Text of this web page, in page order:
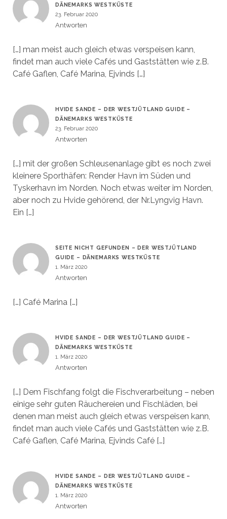
DÄNEMARKS WESTKÜSTE
23. Februar 2020
Antworten
[…] man meist auch gleich etwas verspeisen kann,
findet man auch viele Cafés und Gaststätten wie z.B.
Café Gaflen, Café Marina, Ejvinds […]
HVIDE SANDE – DER WESTJÜTLAND GUIDE –
DÄNEMARKS WESTKÜSTE
23. Februar 2020
Antworten
[…] mit der großen Schleusenanlage gibt es noch zwei
kleinere Sporthäfen: Render Havn im Süden und
Tyskerhavn im Norden. Noch etwas weiter im Norden,
aber noch zu Hvide gehörend, der Nr.Lyngvig Havn.
Ein […]
SEITE NICHT GEFUNDEN – DER WESTJÜTLAND
GUIDE – DÄNEMARKS WESTKÜSTE
1. März 2020
Antworten
[…] Café Marina […]
HVIDE SANDE – DER WESTJÜTLAND GUIDE –
DÄNEMARKS WESTKÜSTE
1. März 2020
Antworten
[…] Dem Fischfang folgt die Fischverarbeitung – neben
einige sehr guten Räuchereien und Fischläden, bei
denen man meist auch gleich etwas verspeisen kann,
findet man auch viele Cafés und Gaststätten wie z.B.
Café Gaflen, Café Marina, Ejvinds Café […]
HVIDE SANDE – DER WESTJÜTLAND GUIDE –
DÄNEMARKS WESTKÜSTE
1. März 2020
Antworten